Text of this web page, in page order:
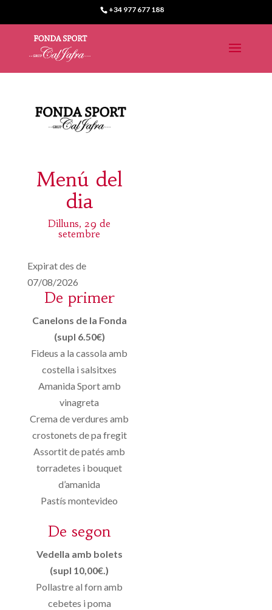
+34 977 677 188
Menú del
dia
Dilluns, 29 de
setembre
Expirat des de
07/08/2026
De primer
Canelons de la Fonda
(supl 6.50€)
Fideus a la cassola amb
costella i salsitxes
Amanida Sport amb
vinagreta
Crema de verdures amb
crostonets de pa fregit
Assortit de patés amb
torradetes i bouquet
d’amanida
Pastís montevideo
De segon
Vedella amb bolets
(supl 10,00€.)
Pollastre al forn amb
cebetes i poma